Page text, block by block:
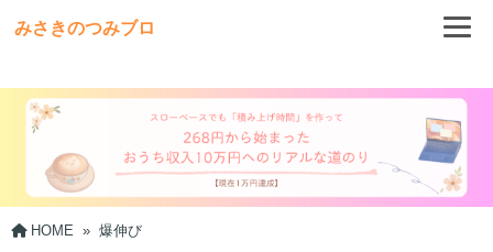
みさきのつみブロ
も1記事目から報酬を得られた理由
HOME » 爆伸び